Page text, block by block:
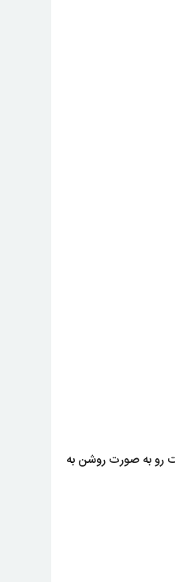
رو به صورت روشن به